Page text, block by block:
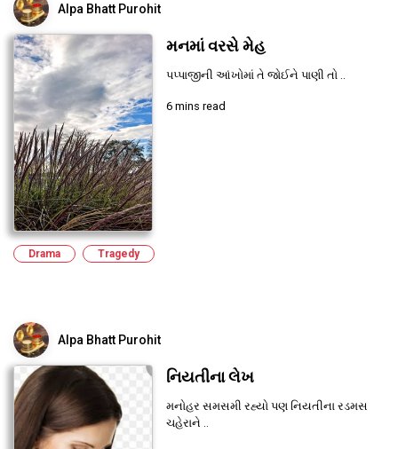
Alpa Bhatt Purohit
મનમાં વરસે મેહ
પપ્પાજીની આંખોમાં તે જોઈને પાણી તો ..
6 mins read
Drama Tragedy
Alpa Bhatt Purohit
નિયતીના લેખ
મનોહર સમસમી રહ્યો પણ નિયતીના રડમસ
ચહેરાને ..